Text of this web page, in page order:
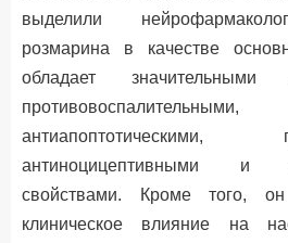
выделили
розмарина в качестве
обладает значительными
противовоспалительными,
антиапоптотическими,
антиноцицептивными и
свойствами. Кроме того,
клиническое влияние на